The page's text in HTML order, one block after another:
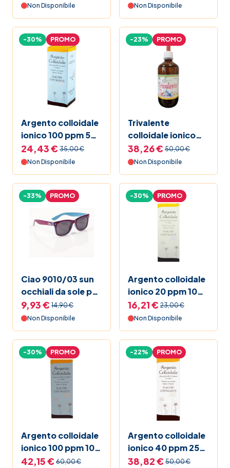
Non Disponibile Non Disponibile
Argento colloidale
ionico 100 ppm 50
ml spray
-30% PROMO
24,43 € 35,00 €
Non Disponibile
Trivalente
colloidale ionico
250 ml
-23% PROMO
38,26 € 50,00 €
Non Disponibile
Ciao 9010/03 sun
occhiali da sole per
bambino
-33% PROMO
9,93 € 14,90 €
Non Disponibile
Argento colloidale
ionico 20 ppm 100
ml
-30% PROMO
16,21 € 23,00 €
Non Disponibile
Argento colloidale
ionico 100 ppm 100
ml
-30% PROMO
42,15 € 60,00 €
Argento colloidale
ionico 40 ppm 250
ml
-22% PROMO
38,82 € 50,00 €